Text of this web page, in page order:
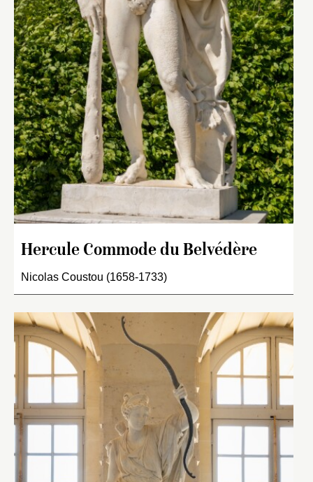
Hercule Commode du Belvédère
Nicolas Coustou (1658-1733)